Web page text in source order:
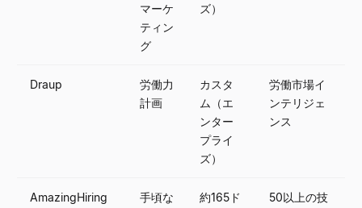
マーケ
ティン
グ
ズ）
Draup
労働力
計画
カスタ
ム（エ
ンター
プライ
ズ）
労働市場イ
ンテリジェ
ンス
AmazingHiring
手頃な
約165ド
50以上の技